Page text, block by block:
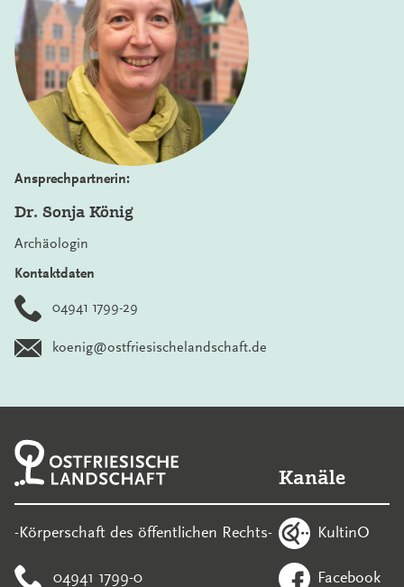
Ansprechpartnerin:
Dr. Sonja König
Archäologin
Kontaktdaten
04941 1799-29
koenig@ostfriesischelandschaft.de
-Körperschaft des öffentlichen Rechts-
04941 1799-0
Kanäle
KultinO
Facebook